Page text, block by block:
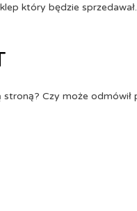
który będzie
Czy może